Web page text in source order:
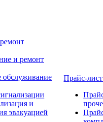
и ремонт
обслуживание
и
эвакуацией
Прайс-лист